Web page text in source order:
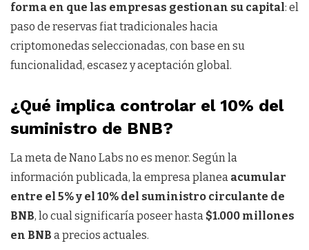
forma en que las empresas gestionan su capital: el
paso de reservas fiat tradicionales hacia
criptomonedas seleccionadas, con base en su
funcionalidad, escasez y aceptación global.
¿Qué implica controlar el 10% del
suministro de BNB?
La meta de Nano Labs no es menor. Según la
información publicada, la empresa planea acumular
entre el 5% y el 10% del suministro circulante de
BNB, lo cual significaría poseer hasta $1.000 millones
en BNB a precios actuales.